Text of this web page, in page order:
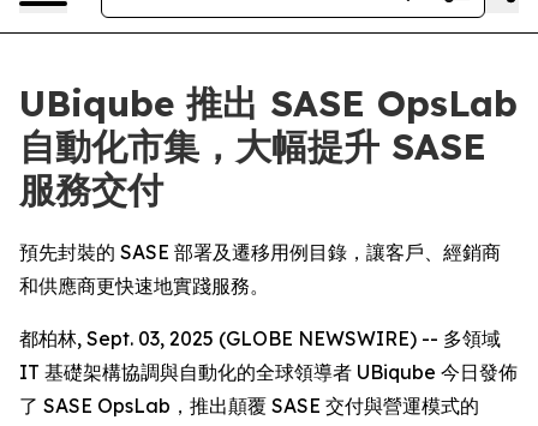
UBiqube 推出 SASE OpsLab
自動化市集，大幅提升 SASE
服務交付
預先封裝的 SASE 部署及遷移用例目錄，讓客戶、經銷商
和供應商更快速地實踐服務。
都柏林, Sept. 03, 2025 (GLOBE NEWSWIRE) -- 多領域
IT 基礎架構協調與自動化的全球領導者 UBiqube 今日發佈
了 SASE OpsLab，推出顛覆 SASE 交付與營運模式的